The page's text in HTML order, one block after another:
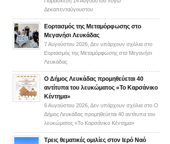
Δεκαπενταύγουστου
Εορτασμός της Μεταμόρφωσης στο
Μεγανήσι Λευκάδας
7 Αυγούστου 2026, Δεν υπάρχουν σχόλια στο
Εορτασμός της Μεταμόρφωσης στο Μεγανήσι
Λευκάδας
Ο Δήμος Λευκάδας προμηθεύεται 40
αντίτυπα του λευκώματος «Το Καρσάνικο
Κέντημα»
6 Αυγούστου 2026, Δεν υπάρχουν σχόλια στο Ο
Δήμος Λευκάδας προμηθεύεται 40 αντίτυπα του
λευκώματος «Το Καρσάνικο Κέντημα»
Τρεις θεματικές ομιλίες στον Ιερό Ναό